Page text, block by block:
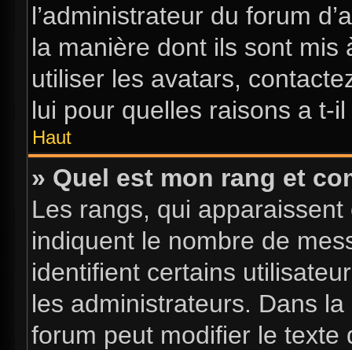
l’administrateur du forum
la manière dont ils sont mis
utiliser les avatars,
lui pour quelles raisons a t-
Haut
» Quel est mon rang et
Les rangs, qui
indiquent le nombre de
identifient certains
les administrateurs. Dans
forum peut modifier le